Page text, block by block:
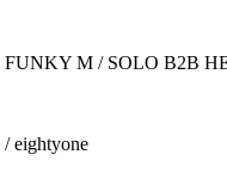
FUNKY M / SOLO B2B
eightyone